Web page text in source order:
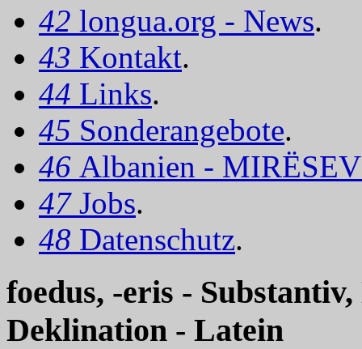
42 longua.org - News.
43 Kontakt.
44 Links.
45 Sonderangebote.
46 Albanien -
47 Jobs.
48 Datenschutz.
foedus, -eris -
Deklination - Latein